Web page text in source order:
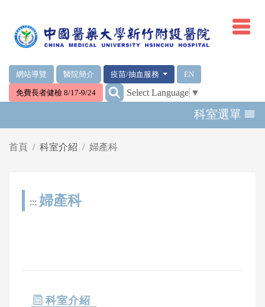
網站導覽 醫院簡介 疫苗/抽血服務 EN
免費長者健檢 8/17-9/24 ::: Select Language ▼
科室選單
首頁 科室介紹 婦產科
::: 婦產科
科室介紹